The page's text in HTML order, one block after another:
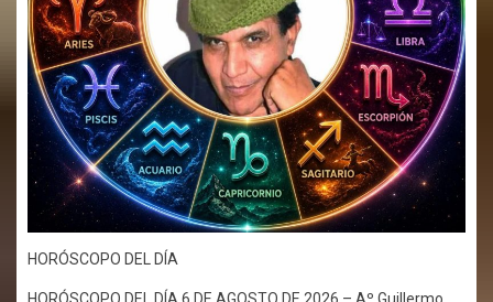
HORÓSCOPO DEL DÍA
HORÓSCOPO DEL DÍA 6 DE AGOSTO DE 2026 – Aº Guillermo